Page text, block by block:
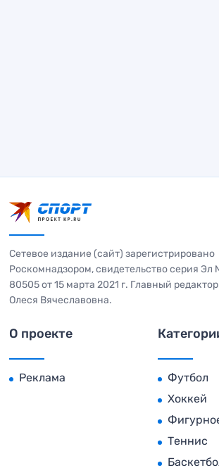
Сетевое издание (сайт) зарегистрировано
Роскомнадзором, свидетельство серия
80505 от 15 марта 2021 г. Главный
Олеся Вячеславовна.
О проекте
Реклама
Футбол
Хоккей
Теннис